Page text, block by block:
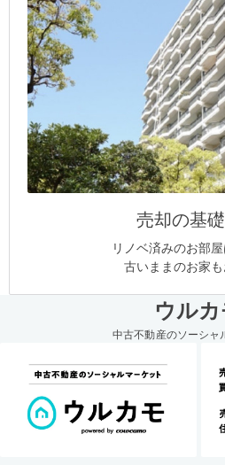
売却の基
リノベ済みのお部
古いままのお家
ウルカ
中古不動産のソーシャ